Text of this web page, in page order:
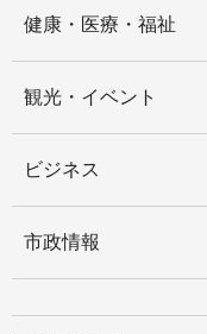
健康・医療・福祉
観光・イベント
ビジネス
市政情報